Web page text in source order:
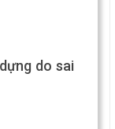
do sai